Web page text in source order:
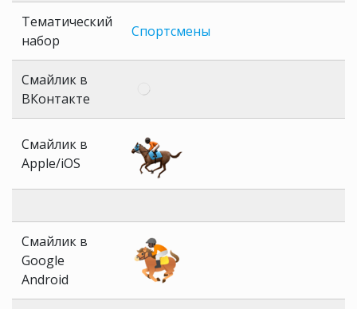
Тематический
набор
Спортсмены
Смайлик в
ВКонтакте
Смайлик в
Apple/iOS
Смайлик в
Google
Android